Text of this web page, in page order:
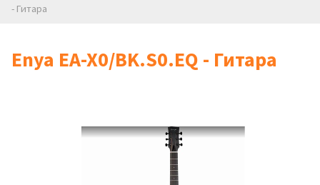
- Гитара
Enya EA-X0/BK.S0.EQ - Гитара